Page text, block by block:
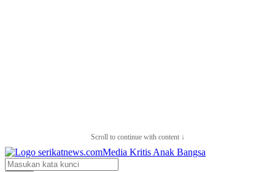
Scroll to continue with content ↓